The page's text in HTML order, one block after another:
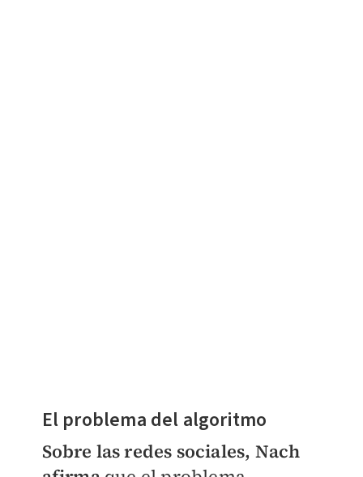
El problema del algoritmo
Sobre las redes sociales, Nach